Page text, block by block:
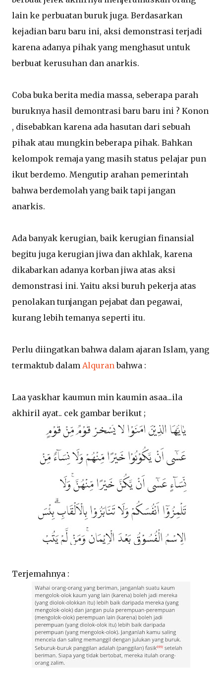
lain ke perbuatan buruk juga. Berdasarkan
kejadian baru baru ini, aksi demonstrasi terjadi
karena adanya pihak yang menghasut untuk
berbuat kerusuhan dan anarkis.
Coba buka berita media massa, seberapa parah
buruknya hasil demontrasi baru baru ini ? Konon
, disebabkan karena ada hasutan dari sebuah
pihak atau mungkin beberapa pihak. Bahkan
kelompok remaja yang masih status pelajar pun
ikut berdemo. Mengutip arahan pemerintah
bahwa berdemolah yang baik tapi jangan
anarkis.
Ada banyak kerugian, baik kerugian finansial
begitu juga kerugian jiwa dan akhlak, karena
dikabarkan adanya korban jiwa atas aksi
demonstrasi ini. Yaitu aksi buruh pekerja atas
penolakan tunjangan pejabat dan pegawai,
kurang lebih temanya seperti itu.
Perlu diingatkan bahwa dalam ajaran Islam, yang
termaktub dalam Alquranbahwa :
Laa yaskhar kaumun min kaumin asaa...ila
akhiril ayat.. cek gambar berikut ;
Terjemahnya :